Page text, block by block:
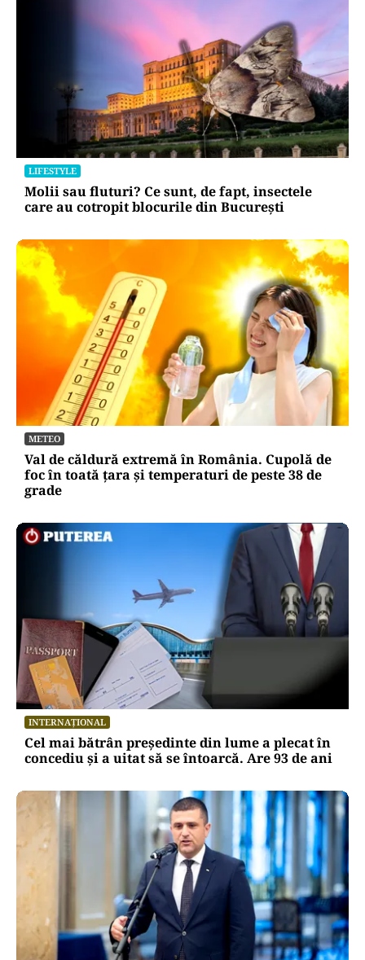
LIFESTYLE
Molii sau fluturi? Ce sunt, de fapt, insectele
care au cotropit blocurile din București
METEO
Val de căldură extremă în România. Cupolă de
foc în toată țara și temperaturi de peste 38 de
grade
INTERNAȚIONAL
Cel mai bătrân președinte din lume a plecat în
concediu și a uitat să se întoarcă. Are 93 de ani